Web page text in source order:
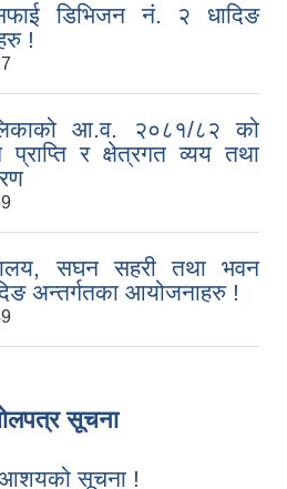
डिभिजन नं. २ धादिङ
!
आ.व. २०८१/८२ को
र क्षेत्रगत व्यय तथा
सघन सहरी तथा भवन
अन्तर्गतका आयोजनाहरु !
सूचना
आशयको सूचना !